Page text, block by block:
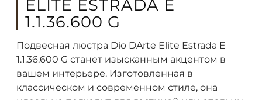
ELITE ESTRADA E
1.1.36.600 G
Подвесная люстра Dio DArte Elite Estrada E
1.1.36.600 G станет изысканным акцентом в
вашем интерьере. Изготовленная в
классическом и современном стиле, она